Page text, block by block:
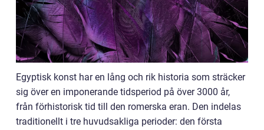
Egyptisk konst har en lång och rik historia som sträcker
sig över en imponerande tidsperiod på över 3000 år,
från förhistorisk tid till den romerska eran. Den indelas
traditionellt i tre huvudsakliga perioder: den första